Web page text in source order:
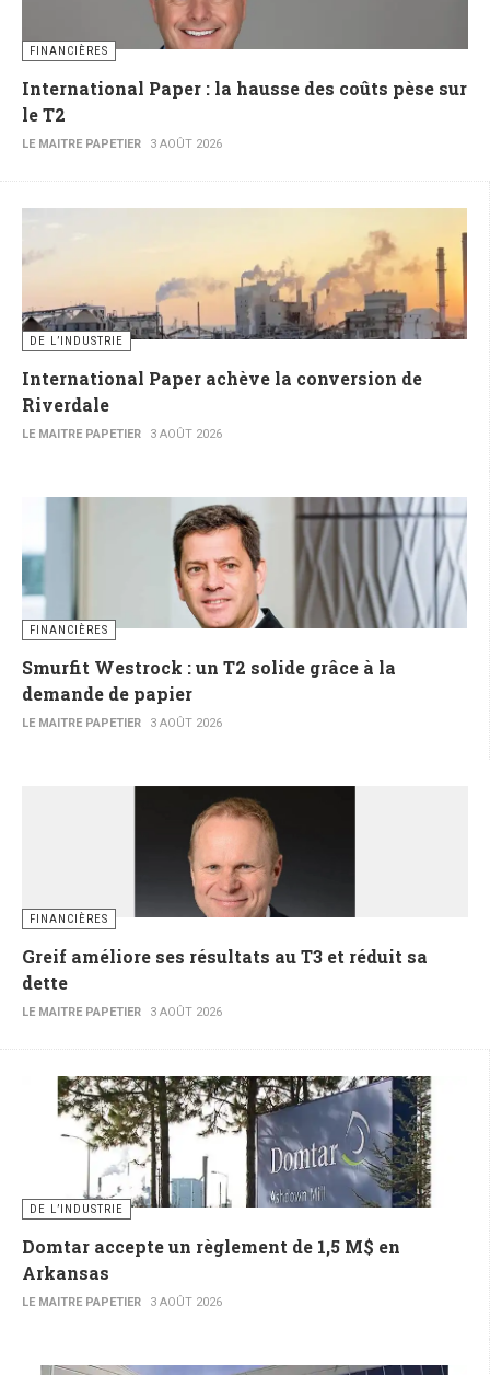
FINANCIÈRES
International Paper : la hausse des coûts pèse sur
le T2
LE MAITRE PAPETIER 3 AOÛT 2026
DE L’INDUSTRIE
International Paper achève la conversion de
Riverdale
LE MAITRE PAPETIER 3 AOÛT 2026
FINANCIÈRES
Smurfit Westrock : un T2 solide grâce à la
demande de papier
LE MAITRE PAPETIER 3 AOÛT 2026
FINANCIÈRES
Greif améliore ses résultats au T3 et réduit sa
dette
LE MAITRE PAPETIER 3 AOÛT 2026
DE L’INDUSTRIE
Domtar accepte un règlement de 1,5 M$ en
Arkansas
LE MAITRE PAPETIER 3 AOÛT 2026